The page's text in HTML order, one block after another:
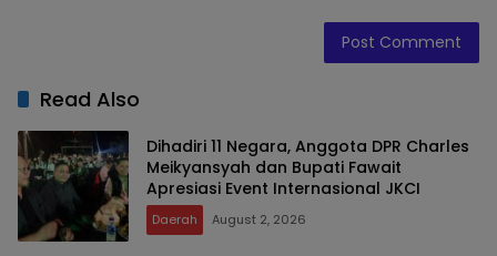
Read Also
Dihadiri 11 Negara, Anggota DPR Charles
Meikyansyah dan Bupati Fawait
Apresiasi Event Internasional JKCI
Daerah August 2, 2026